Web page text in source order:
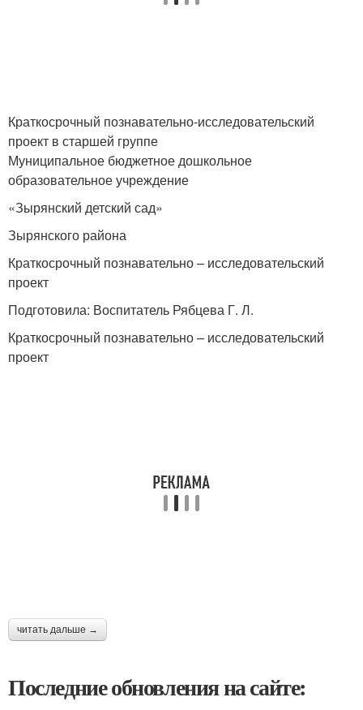
Краткосрочный познавательно-исследовательский
проект в старшей группе
Муниципальное бюджетное дошкольное
образовательное учреждение
«Зырянский детский сад»
Зырянского района
Краткосрочный познавательно – исследовательский
проект
Подготовила: Воспитатель Рябцева Г. Л.
Краткосрочный познавательно – исследовательский
проект
читать дальше →
Последние обновления на сайте: